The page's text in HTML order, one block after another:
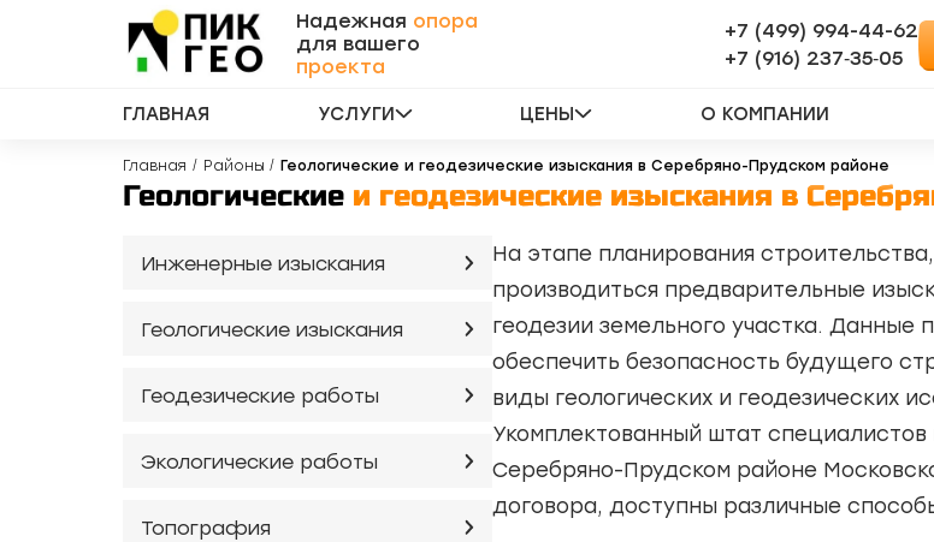
Надежная опора
для вашего
проекта
+7 (499) 994-44-62
‪+7 (916) 237‑35‑05‬
ГЛАВНАЯ УСЛУГИ ЦЕНЫ О КОМПАНИИ
Главная Районы Геологические и геодезические изыскания в Серебряно-Прудском районе
Геологические и геодезические изыскания в
Инженерные изыскания
Геологические изыскания
Геодезические работы
Экологические работы
Топография
На этапе планирования
производиться предварительные
геодезии земельного участка.
обеспечить безопасность будущего
виды геологических и геодезических
Укомплектованный штат
Серебряно-Прудском районе
договора, доступны различные